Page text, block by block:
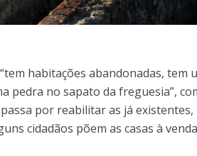
habitações abandonadas, tem
pedra no sapato da freguesia”,
por reabilitar as já
cidadãos põem as casas à